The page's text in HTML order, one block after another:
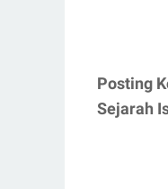
Posting
Sejarah